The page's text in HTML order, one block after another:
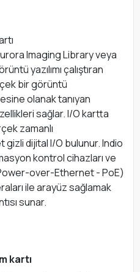
Imaging Library veya
yazılımı çalıştıran
bir görüntü
olanak tanıyan
sağlar. I/O kartta
zamanlı
dijital I/O bulunur. Indio
kontrol cihazları ve
over-Ethernet - PoE)
ile arayüz sağlamak
sunar.
kartı